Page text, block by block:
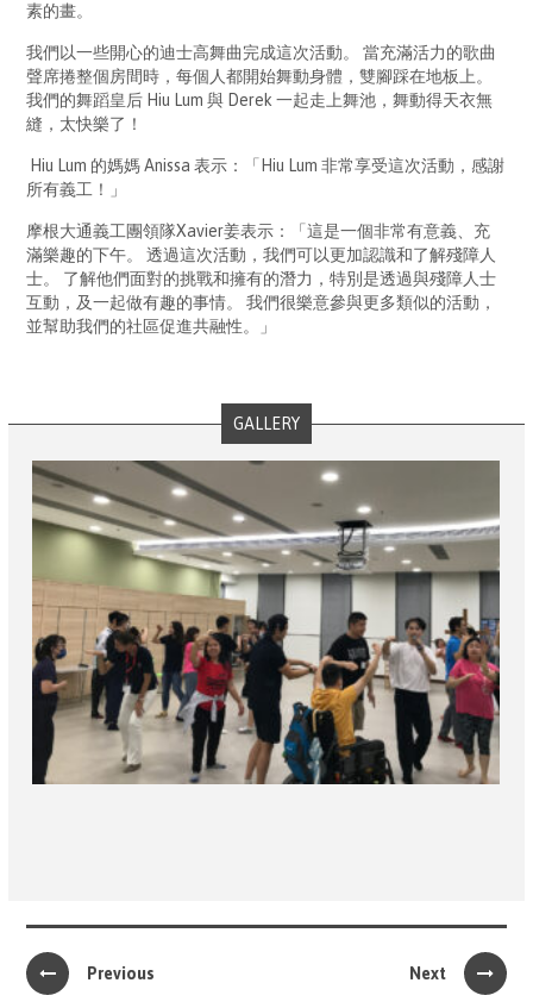
素的畫。
我們以一些開心的迪士高舞曲完成這次活動。 當充滿活力的歌曲
聲席捲整個房間時，每個人都開始舞動身體，雙腳踩在地板上。
我們的舞蹈皇后 Hiu Lum 與 Derek 一起走上舞池，舞動得天衣無
縫，太快樂了！
Hiu Lum 的媽媽 Anissa 表示：「Hiu Lum 非常享受這次活動，感謝
所有義工！」
摩根大通義工團領隊Xavier姜表示：「這是一個非常有意義、充
滿樂趣的下午。 透過這次活動，我們可以更加認識和了解殘障人
士。 了解他們面對的挑戰和擁有的潛力，特別是透過與殘障人士
互動，及一起做有趣的事情。 我們很樂意參與更多類似的活動，
並幫助我們的社區促進共融性。」
GALLERY
Previous Next